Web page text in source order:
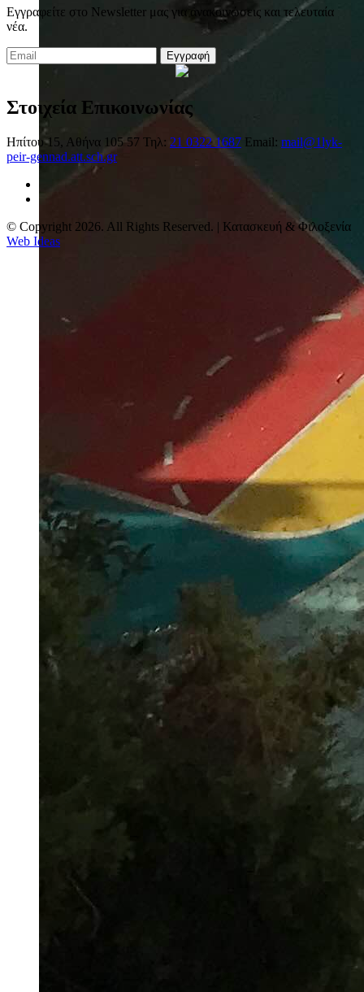
Εγγραφείτε στο Newsletter μας για ανακοινώσεις και τελευταία
νέα.
Εγγραφή
Στοιχεία Επικοινωνίας
Ηπίτου 15, Αθήνα 105 57 Τηλ: 21 0322 1687 Email: mail@1lyk-
peir-gennad.att.sch.gr
© Copyright 2026. All Rights Reserved. | Κατασκευή & Φιλοξενία
Web Ideas